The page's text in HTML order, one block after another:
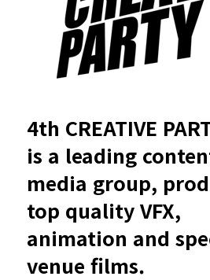
4th CREATIVE
is a leading
media group,
top quality VFX,
animation and
venue films.